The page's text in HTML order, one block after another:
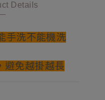
Details
手洗不能機洗
避免越掛越長